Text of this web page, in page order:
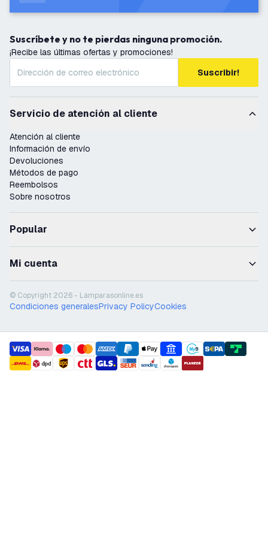
Suscríbete y no te pierdas ninguna promoción.
¡Recibe las últimas ofertas y promociones!
Suscribir!
Servicio de atención al cliente
Atención al cliente
Información de envío
Devoluciones
Métodos de pago
Reembolsos
Sobre nosotros
Popular
Mi cuenta
© Copyright 2026 - Lámparasonline.es
Condiciones generalesPrivacy PolicyCookies
payment methods
shipment methods